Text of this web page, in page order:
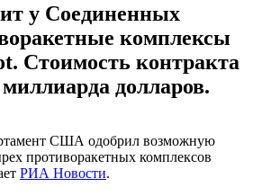
у Соединенных
комплексы
Стоимость контракта
миллиарда долларов.
США одобрил возможную
противоракетных комплексов
РИА Новости.